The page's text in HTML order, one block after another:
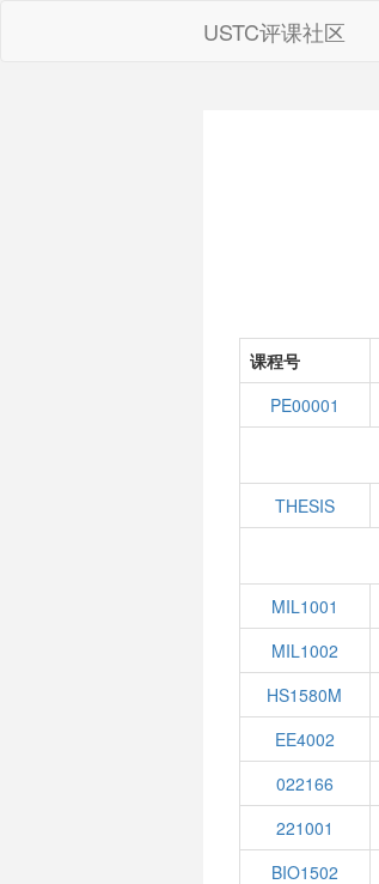
USTC评课社区
课程号
PE00001
THESIS
MIL1001
MIL1002
HS1580M
EE4002
022166
221001
BIO1502